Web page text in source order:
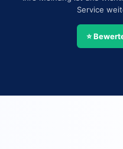
Service
⭐